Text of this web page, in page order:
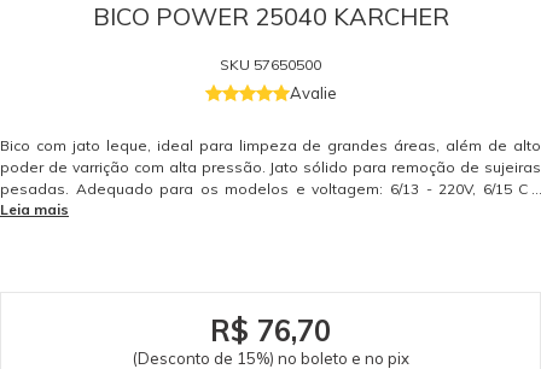
BICO POWER 25040 KARCHER
SKU 57650500
Avalie
Bico com jato leque, ideal para limpeza de grandes áreas, além de alto
poder de varrição com alta pressão. Jato sólido para remoção de sujeiras
pesadas. Adequado para os modelos e voltagem: 6/13 - 220V, 6/15 C -
220V, 690 - 380V / 440V, 7/13 MAX. ATENÇÃO: Para o modelo HD 585 - 220V e
Caso tenha dúvidas consulte-nos: (19) 99768-0711. Itens Inclusos 01 Bico de
Alta Pressão Power 25040 Garantia - Garantia: 3 meses.
Leia mais
R$ 76,70
(Desconto de 15%) no boleto e no pix